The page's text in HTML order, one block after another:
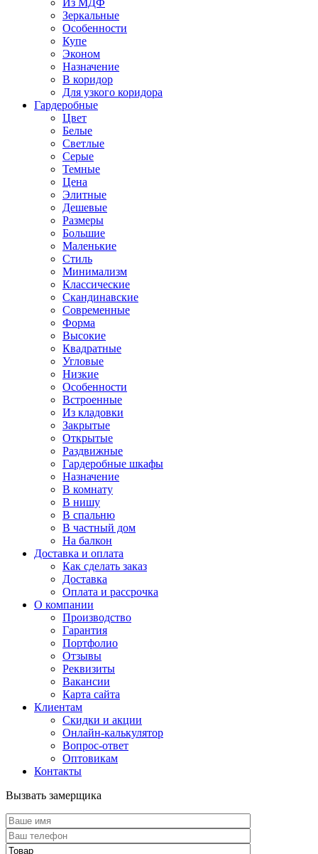
Из МДФ
Зеркальные
Особенности
Купе
Эконом
Назначение
В коридор
Для узкого коридора
Гардеробные
Цвет
Белые
Светлые
Серые
Темные
Цена
Элитные
Дешевые
Размеры
Большие
Маленькие
Стиль
Минимализм
Классические
Скандинавские
Современные
Форма
Высокие
Квадратные
Угловые
Низкие
Особенности
Встроенные
Из кладовки
Закрытые
Открытые
Раздвижные
Гардеробные шкафы
Назначение
В комнату
В нишу
В спальню
В частный дом
На балкон
Доставка и оплата
Как сделать заказ
Доставка
Оплата и рассрочка
О компании
Производство
Гарантия
Портфолио
Отзывы
Реквизиты
Вакансии
Карта сайта
Клиентам
Скидки и акции
Онлайн-калькулятор
Вопрос-ответ
Оптовикам
Контакты
Вызвать замерщика